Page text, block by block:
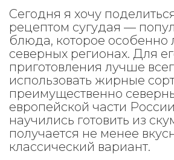
Сегодня я хочу
рецептом сугудая —
блюда, которое особенно
северных регионах. Для
приготовления лучше
использовать жирные
преимущественно
европейской части
научились готовить из
получается не менее
классический вариант.